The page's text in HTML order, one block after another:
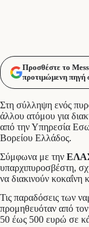
Προσθέστε το
προτιμώμενη πηγή
Στη σύλληψη ενός
άλλου ατόμου για
από την Υπηρεσία
Βορείου Ελλάδος.
Σύμφωνα με την
υπαρχιπυροσβέστη,
να διακινούν κοκαΐνη
Τις παραδόσεις των
προμηθευόταν από
50 έως 500 ευρώ σε